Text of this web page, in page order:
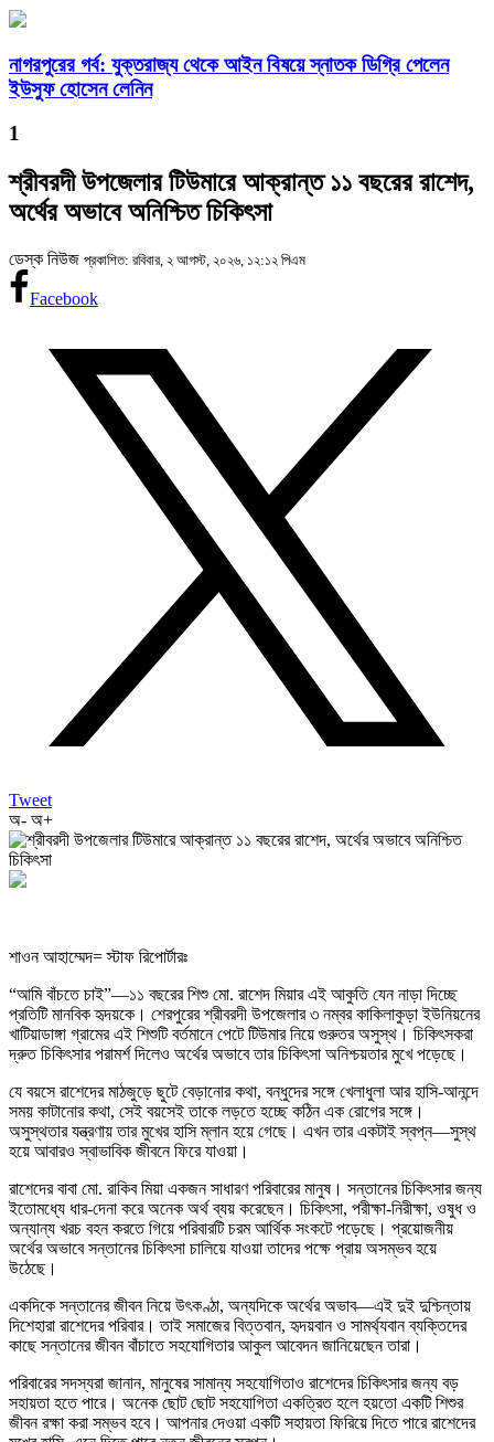
নাগরপুরের গর্ব: যুক্তরাজ্য থেকে আইন বিষয়ে স্নাতক ডিগ্রি পেলেন
ইউসুফ হোসেন লেনিন
1
শ্রীবরদী উপজেলার টিউমারে আক্রান্ত ১১ বছরের রাশেদ,
অর্থের অভাবে অনিশ্চিত চিকিৎসা
ডেস্ক নিউজ প্রকাশিত: রবিবার, ২ আগস্ট, ২০২৬, ১২:১২ পিএম
Facebook
Tweet
অ- অ+
শাওন আহাম্মেদ= স্টাফ রিপোর্টারঃ
“আমি বাঁচতে চাই”—১১ বছরের শিশু মো. রাশেদ মিয়ার এই আকুতি যেন নাড়া দিচ্ছে
প্রতিটি মানবিক হৃদয়কে। শেরপুরের শ্রীবরদী উপজেলার ৩ নম্বর কাকিলাকুড়া ইউনিয়নের
খাটিয়াডাঙ্গা গ্রামের এই শিশুটি বর্তমানে পেটে টিউমার নিয়ে গুরুতর অসুস্থ। চিকিৎসকরা
দ্রুত চিকিৎসার পরামর্শ দিলেও অর্থের অভাবে তার চিকিৎসা অনিশ্চয়তার মুখে পড়েছে।
যে বয়সে রাশেদের মাঠজুড়ে ছুটে বেড়ানোর কথা, বন্ধুদের সঙ্গে খেলাধুলা আর হাসি-আনন্দে
সময় কাটানোর কথা, সেই বয়সেই তাকে লড়তে হচ্ছে কঠিন এক রোগের সঙ্গে।
অসুস্থতার যন্ত্রণায় তার মুখের হাসি ম্লান হয়ে গেছে। এখন তার একটাই স্বপ্ন—সুস্থ
হয়ে আবারও স্বাভাবিক জীবনে ফিরে যাওয়া।
রাশেদের বাবা মো. রাকিব মিয়া একজন সাধারণ পরিবারের মানুষ। সন্তানের চিকিৎসার জন্য
ইতোমধ্যে ধার-দেনা করে অনেক অর্থ ব্যয় করেছেন। চিকিৎসা, পরীক্ষা-নিরীক্ষা, ওষুধ ও
অন্যান্য খরচ বহন করতে গিয়ে পরিবারটি চরম আর্থিক সংকটে পড়েছে। প্রয়োজনীয়
অর্থের অভাবে সন্তানের চিকিৎসা চালিয়ে যাওয়া তাদের পক্ষে প্রায় অসম্ভব হয়ে
উঠেছে।
একদিকে সন্তানের জীবন নিয়ে উৎকণ্ঠা, অন্যদিকে অর্থের অভাব—এই দুই দুশ্চিন্তায়
দিশেহারা রাশেদের পরিবার। তাই সমাজের বিত্তবান, হৃদয়বান ও সামর্থ্যবান ব্যক্তিদের
কাছে সন্তানের জীবন বাঁচাতে সহযোগিতার আকুল আবেদন জানিয়েছেন তারা।
পরিবারের সদস্যরা জানান, মানুষের সামান্য সহযোগিতাও রাশেদের চিকিৎসার জন্য বড়
সহায়তা হতে পারে। অনেক ছোট ছোট সহযোগিতা একত্রিত হলে হয়তো একটি শিশুর
জীবন রক্ষা করা সম্ভব হবে। আপনার দেওয়া একটি সহায়তা ফিরিয়ে দিতে পারে রাশেদের